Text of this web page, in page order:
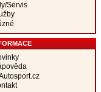
Servis